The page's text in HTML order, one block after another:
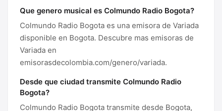
Que genero musical es Colmundo Radio Bogota?
Colmundo Radio Bogota es una emisora de Variada
disponible en Bogota. Descubre mas emisoras de
Variada en
emisorasdecolombia.com/genero/variada.
Desde que ciudad transmite Colmundo Radio
Bogota?
Colmundo Radio Bogota transmite desde Bogota,